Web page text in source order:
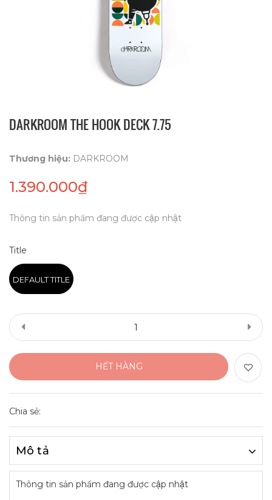
DARKROOM THE HOOK DECK 7.75
Thương hiệu: DARKROOM
1.390.000₫
Thông tin sản phẩm đang được cập nhật
Title
DEFAULT TITLE
HẾT HÀNG
Chia sẻ:
Mô tả
Thông tin sản phẩm đang được cập nhật